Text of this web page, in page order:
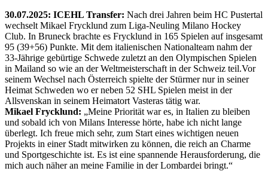
30.07.2025: ICEHL Transfer: Nach drei Jahren beim HC Pustertal
wechselt Mikael Frycklund zum Liga-Neuling Milano Hockey
Club. In Bruneck brachte es Frycklund in 165 Spielen auf insgesamt
95 (39+56) Punkte. Mit dem italienischen Nationalteam nahm der
33-Jährige gebürtige Schwede zuletzt an den Olympischen Spielen
in Mailand so wie an der Weltmeisterschaft in der Schweiz teil.Vor
seinem Wechsel nach Österreich spielte der Stürmer nur in seiner
Heimat Schweden wo er neben 52 SHL Spielen meist in der
Allsvenskan in seinem Heimatort Vasteras tätig war.
Mikael Frycklund: „Meine Priorität war es, in Italien zu bleiben
und sobald ich von Milans Interesse hörte, habe ich nicht lange
überlegt. Ich freue mich sehr, zum Start eines wichtigen neuen
Projekts in einer Stadt mitwirken zu können, die reich an Charme
und Sportgeschichte ist. Es ist eine spannende Herausforderung, die
mich auch näher an meine Familie in der Lombardei bringt.“